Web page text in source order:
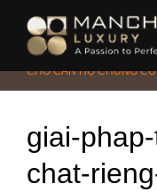
Home/Tin Tức & Sự Kiện
CHO CĂN HỘ CHUNG CƯ
giai-
chat-